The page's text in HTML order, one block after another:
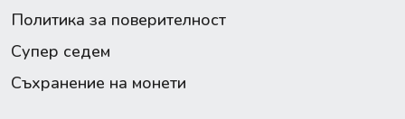
Политика за поверителност
Супер седем
Съхранение на монети